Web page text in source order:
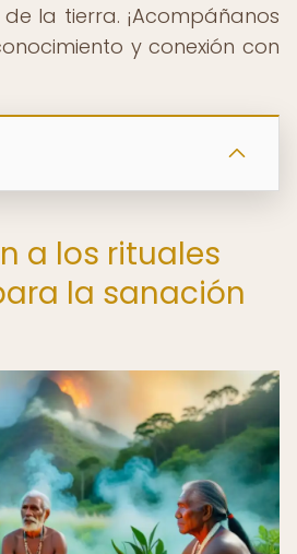
la tierra. ¡Acompáñanos
y conexión con
a los rituales
la sanación